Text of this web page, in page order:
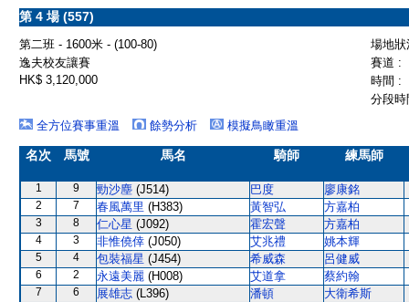
第 4 場 (557)
第二班 - 1600米 - (100-80)
場地
逸夫校友讓賽
賽道 :
HK$ 3,120,000
時間 :
分段
全方位賽事重溫
餘勢分析 模擬鳥瞰重溫
名次 馬號 馬名 騎師 練馬師
1 9 勁沙塵 (J514) 巴度 廖康銘
2 7 春風萬里 (H383) 黃智弘 方嘉柏
3 8 仁心星 (J092) 霍宏聲 方嘉柏
4 3 非惟僥倖 (J050) 艾兆禮 姚本輝
5 4 包裝福星 (J454) 希威森 呂健威
6 2 永遠美麗 (H008) 艾道拿 蔡約翰
7 6 展雄志 (L396) 潘頓 大衛希斯